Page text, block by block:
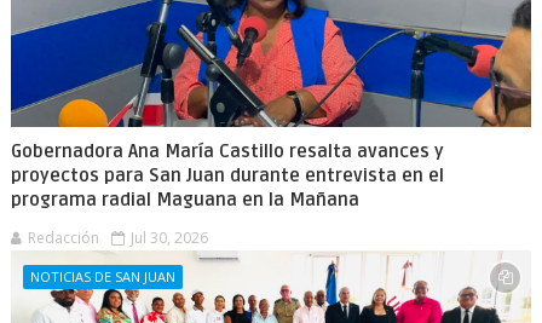
Gobernadora Ana María Castillo resalta avances y
proyectos para San Juan durante entrevista en el
programa radial Maguana en la Mañana
Redacción Jul 30, 2026
NOTICIAS DE SAN JUAN